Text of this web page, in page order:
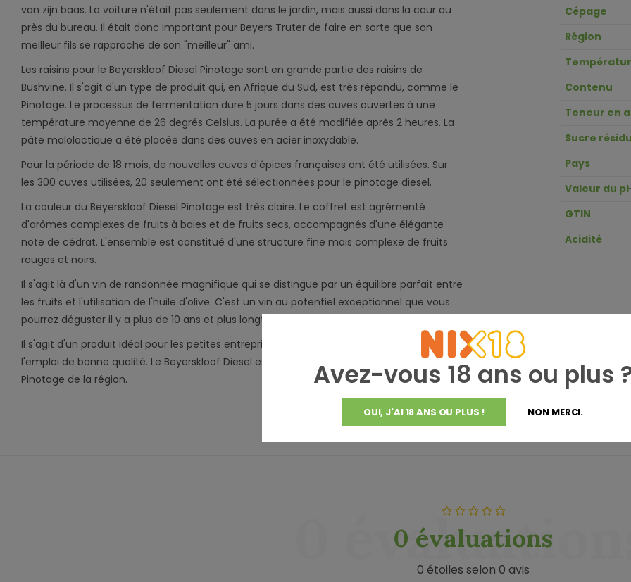
Avez-vous 18 ans ou plus
OUI, J'AI 18 ANS OU PLUS ! NON MERCI.
van zijn baas. La voiture n'était pas seulement dans le jardin, mais aussi dans la cour ou
près du bureau. Il était donc important pour Beyers Truter de faire en sorte que son
meilleur fils se rapproche de son "meilleur" ami.
Les raisins pour le Beyerskloof Diesel Pinotage sont en grande partie des raisins de
Bushvine. Il s'agit d'un type de produit qui, en Afrique du Sud, est très répandu, comme le
Pinotage. Le processus de fermentation dure 5 jours dans des cuves ouvertes à une
température moyenne de 26 degrés Celsius. La purée a été modifiée après 2 heures. La
pâte malolactique a été placée dans des cuves en acier inoxydable.
Pour la période de 18 mois, de nouvelles cuves d'épices françaises ont été utilisées. Sur
les 300 cuves utilisées, 20 seulement ont été sélectionnées pour le pinotage diesel.
La couleur du Beyerskloof Diesel Pinotage est très claire. Le coffret est agrémenté
d'arômes complexes de fruits à baies et de fruits secs, accompagnés d'une élégante
note de cédrat. L'ensemble est constitué d'une structure fine mais complexe de fruits
rouges et noirs.
Il s'agit là d'un vin de randonnée magnifique qui se distingue par un équilibre parfait entre
les fruits et l'utilisation de l'huile d'olive. C'est un vin au potentiel exceptionnel que vous
pourrez déguster il y a plus de 10 ans et plus longtemps.
Il s'agit d'un produit idéal pour les petites entreprises indiennes ou d'un produit de prêt à
l'emploi de bonne qualité. Le Beyerskloof Diesel est certainement l'un des meilleurs
Pinotage de la région.
Cépage
Région
Contenu
Teneur en
Sucre
Pays
Valeur du
GTIN
Acidité
0 évaluations
0 0 étoiles selon 0 avis